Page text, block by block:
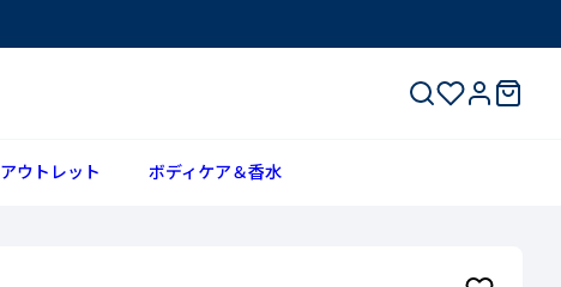
アウトレット ボディケア＆香水